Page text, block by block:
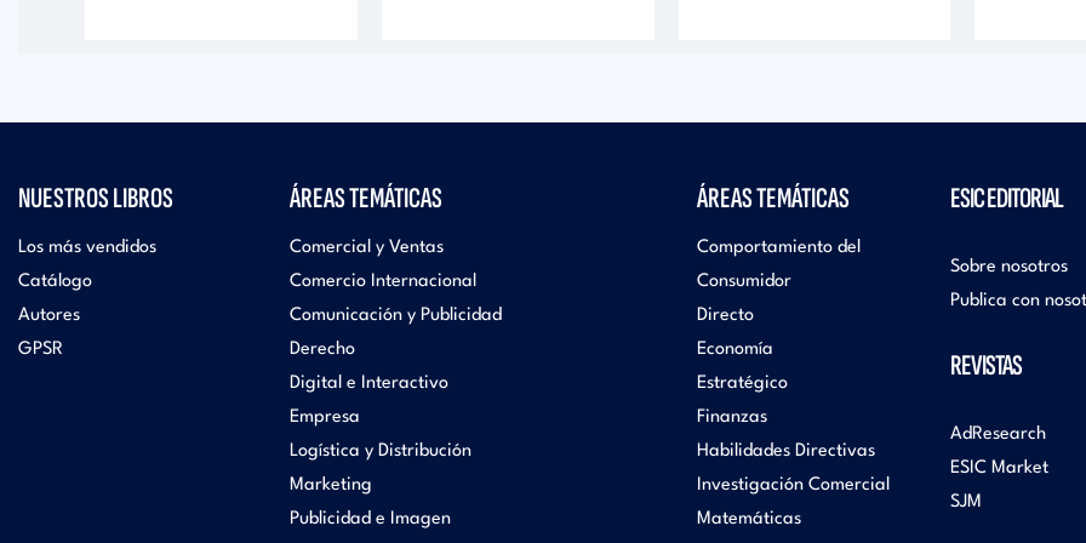
NUESTROS LIBROS
Los más vendidos
Catálogo
Autores
GPSR
ÁREAS TEMÁTICAS
Comercial y Ventas
Comercio Internacional
Comunicación y Publicidad
Derecho
Digital e Interactivo
Empresa
Logística y Distribución
Marketing
Publicidad e Imagen
ÁREAS TEMÁTICAS
Comportamiento del
Consumidor
Directo
Economía
Estratégico
Finanzas
Habilidades Directivas
Investigación Comercial
Matemáticas
ESIC EDITORIAL
Sobre nosotros
Publica con
REVISTAS
AdResearch
ESIC Market
SJM